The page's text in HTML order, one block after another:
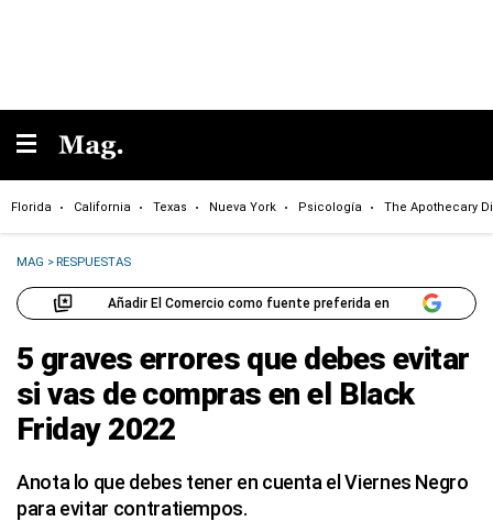
Florida California Texas Nueva York Psicología The Apothecary
MAG >RESPUESTAS
Añadir El Comercio como fuente preferida en
5 graves errores que debes evitar
si vas de compras en el Black
Friday 2022
Anota lo que debes tener en cuenta el Viernes Negro
para evitar contratiempos.